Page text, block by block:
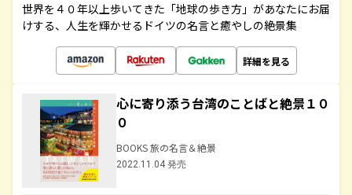
世界を４０年以上歩いてきた「地球の歩き方」があなたにお届
けする、人生を輝かせるドイツの名言と癒やしの絶景集
詳細を見る
心に寄り添う台湾のことばと絶景１０
０
BOOKS 旅の名言＆絶景
2022.11.04 発売